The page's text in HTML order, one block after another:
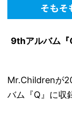
そもそ
9thアルバム『
Mr.Childrenが
バム『Q』に収